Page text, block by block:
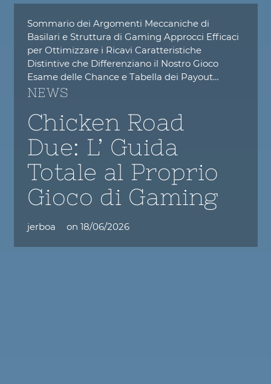
Sommario dei Argomenti Meccaniche di
Basilari e Struttura di Gaming Approcci Efficaci
per Ottimizzare i Ricavi Caratteristiche
Distintive che Differenziano il Nostro Gioco
Esame delle Chance e Tabella dei Payout…
NEWS
Chicken Road
Due: L’ Guida
Totale al Proprio
Gioco di Gaming
jerboa on 18/06/2026